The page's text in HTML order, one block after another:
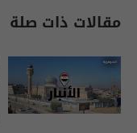
مقالات ذات صلة